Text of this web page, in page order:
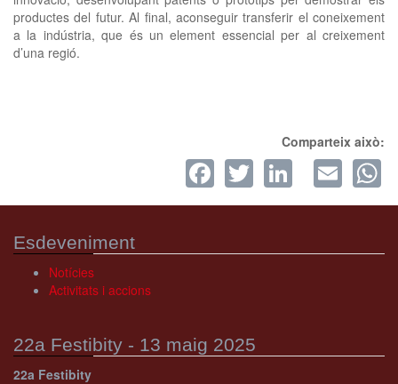
productes del futur. Al final, aconseguir transferir el coneixement
a la indústria, que és un element essencial per al creixement
d’una regió.
Comparteix això:
Facebook
Twitter
Esdeveniment
Notícies
Activitats i accions
22a Festibity - 13 maig 2025
22a Festibity